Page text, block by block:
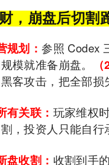
，崩盘后切割
规划：参照 Codex
模就准备崩盘。
客攻击，把全部损
有关联： 玩家维权
，投资人只能自行
盘收割： 收割到手